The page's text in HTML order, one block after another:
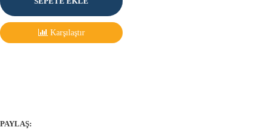
Karşılaştır
PAYLAŞ: